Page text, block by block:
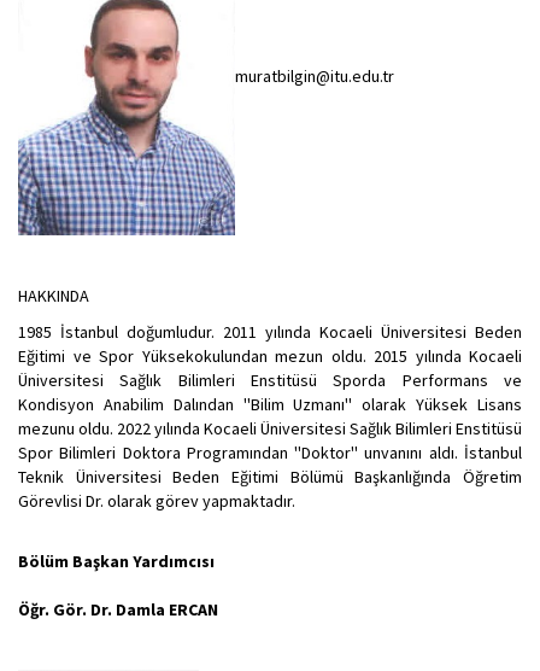
muratbilgin@itu.edu.tr
HAKKINDA
1985 İstanbul doğumludur. 2011 yılında Kocaeli Üniversitesi Beden
Eğitimi ve Spor Yüksekokulundan mezun oldu. 2015 yılında Kocaeli
Üniversitesi Sağlık Bilimleri Enstitüsü Sporda Performans ve
Kondisyon Anabilim Dalından ''Bilim Uzmanı'' olarak Yüksek Lisans
mezunu oldu. 2022 yılında Kocaeli Üniversitesi Sağlık Bilimleri Enstitüsü
Spor Bilimleri Doktora Programından ''Doktor'' unvanını aldı. İstanbul
Teknik Üniversitesi Beden Eğitimi Bölümü Başkanlığında Öğretim
Görevlisi Dr. olarak görev yapmaktadır.
Bölüm Başkan Yardımcısı
Öğr. Gör. Dr. Damla ERCAN